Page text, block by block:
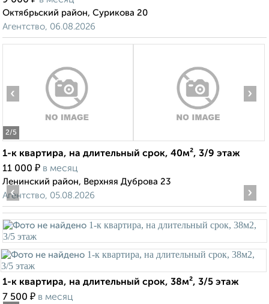
Октябрьский район, Сурикова 20
Агентство, 06.08.2026
2/5
‹ ›
1-к квартира, на длительный срок, 40м², 3/9 этаж
11 000 ₽ в месяц
Ленинский район, Верхняя Дуброва 23
Агентство, 05.08.2026
‹ ›
1-к квартира, на длительный срок, 38м², 3/5 этаж
7 500 ₽ в месяц